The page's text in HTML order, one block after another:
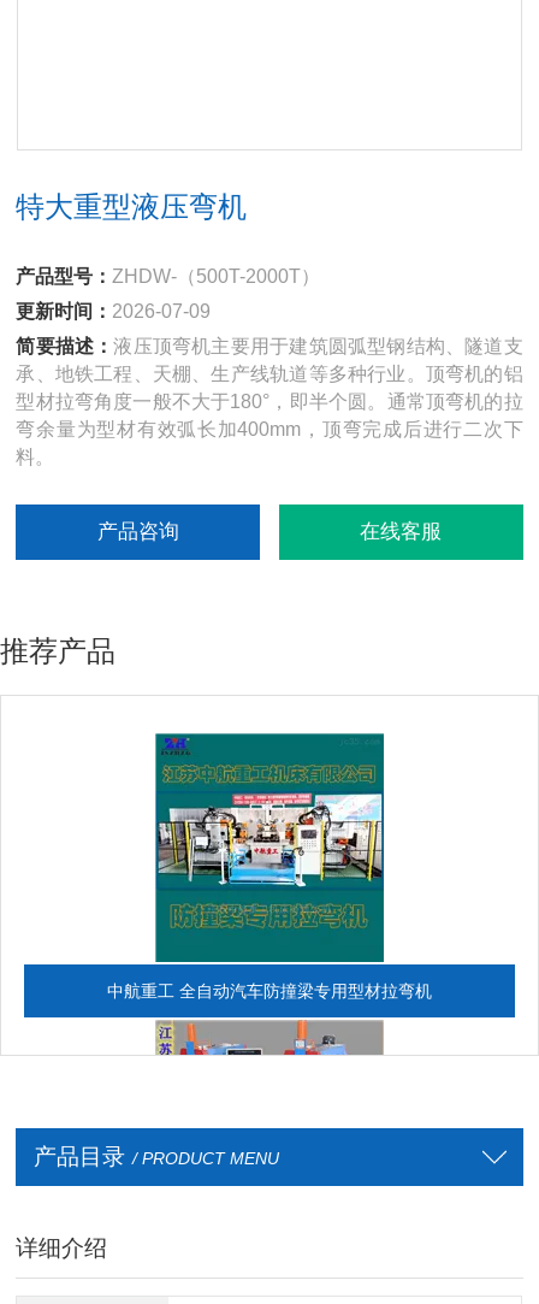
特大重型液压弯机
产品型号： ZHDW-（500T-2000T）
更新时间： 2026-07-09
简要描述：液压顶弯机主要用于建筑圆弧型钢结构、隧道支
承、地铁工程、天棚、生产线轨道等多种行业。顶弯机的铝
型材拉弯角度一般不大于180°，即半个圆。通常顶弯机的拉
弯余量为型材有效弧长加400mm，顶弯完成后进行二次下
料。
产品咨询 在线客服
推荐产品
中航重工 全自动汽车防撞梁专用型材拉弯机
全自动CAD导图滚弯机
产品目录 / PRODUCT MENU
详细介绍